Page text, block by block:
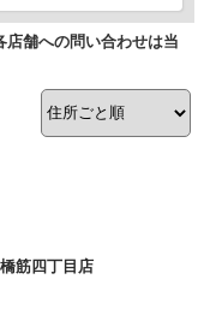
舗への問い合わせは当
筋四丁目店